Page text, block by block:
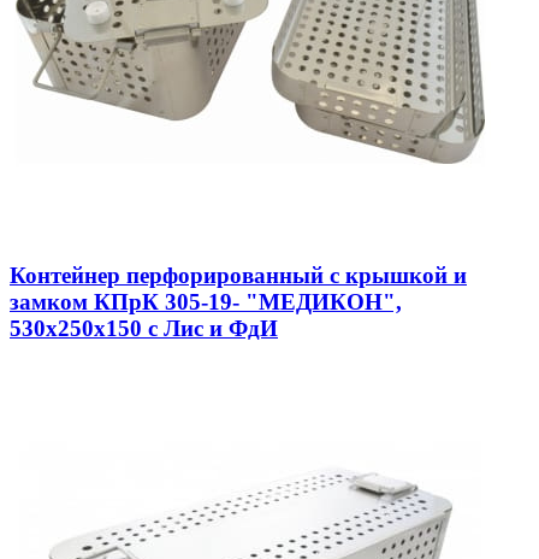
Контейнер перфорированный с крышкой и
замком КПрК 305-19- "МЕДИКОН",
530х250х150 с Лис и ФдИ